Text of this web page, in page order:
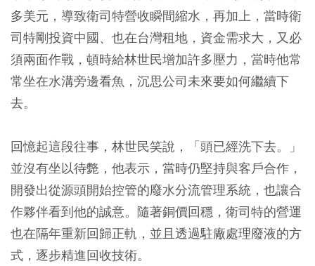
多美元，導致衛司特營收瞬間縮水，再加上，當時衛
司特剛投資中國、也在台灣租地，資金需求大，又必
須兩面作戰，頓時給林世民增加許多壓力，當時他常
常坐在水溝旁邊看魚，沉思公司未來要如何繼續下
去。
回憶起這段往事，林世民笑說，「頭已經洗下去。」
並沒有坐以待斃，他表示，當時仍堅持與客戶合作，
開發出從源頭開始控管的廢水分流管理系統，也讓合
作夥伴看到他的誠意。隨著銅價回穩，衛司特的營運
也在隔年重新回歸正軌，並且透過駐廠處理廢液的方
式，逐步精進回收技術。